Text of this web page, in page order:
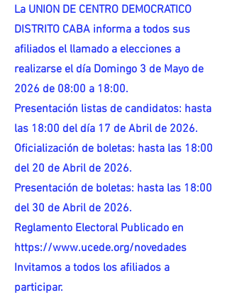
La UNION DE CENTRO DEMOCRATICO
DISTRITO CABA informa a todos sus
afiliados el llamado a elecciones a
realizarse el día Domingo 3 de Mayo de
2026 de 08:00 a 18:00.
Presentación listas de candidatos: hasta
las 18:00 del día 17 de Abril de 2026.
Oficialización de boletas: hasta las 18:00
del 20 de Abril de 2026.
Presentación de boletas: hasta las 18:00
del 30 de Abril de 2026.
Reglamento Electoral Publicado en
https://www.ucede.org/novedades
Invitamos a todos los afiliados a
participar.